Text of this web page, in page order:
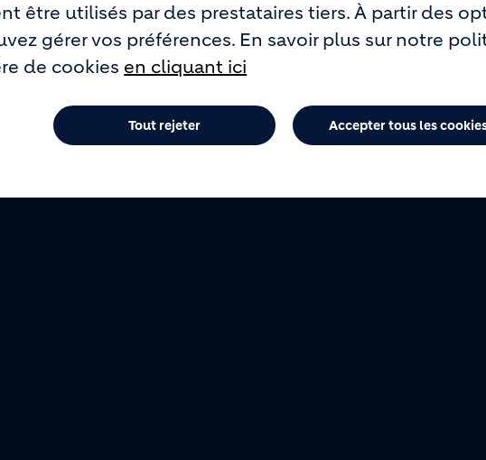
être utilisés par des prestataires tiers. À partir des
gérer vos préférences. En savoir plus sur notre
de cookies en cliquant ici
Accepter tous les
Tout rejeter